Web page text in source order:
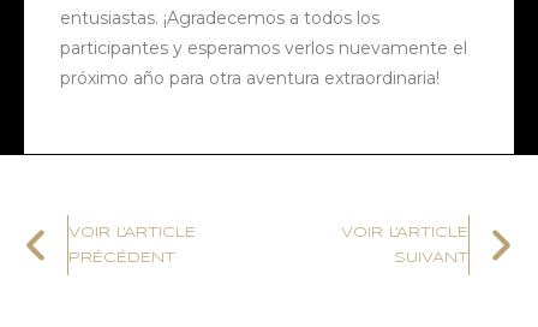
entusiastas. ¡Agradecemos a todos los
participantes y esperamos verlos nuevamente el
próximo año para otra aventura extraordinaria!
VOIR L'ARTICLE
PRÉCÉDENT
VOIR L'ARTICLE
SUIVANT